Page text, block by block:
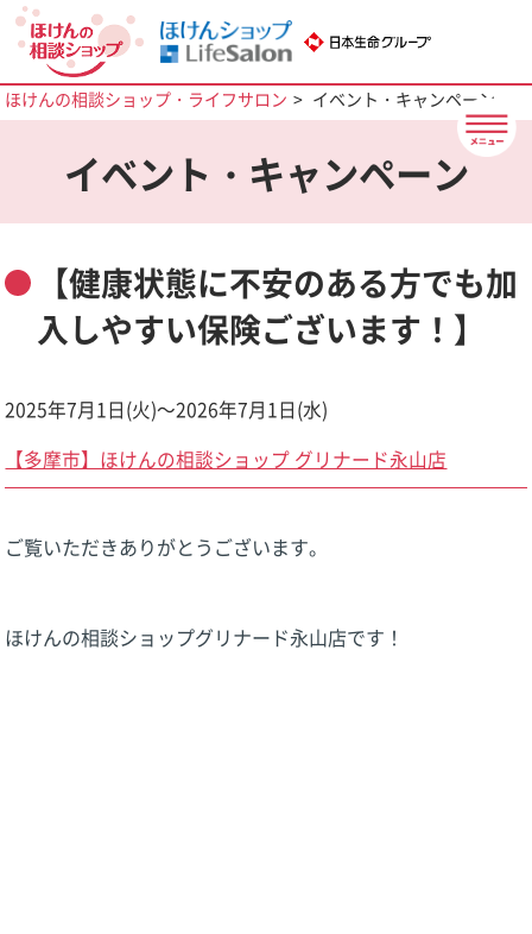
ほけんの相談ショップ・ライフサロン イベント・キャンペーン
イベント・キャンペーン
【健康状態に不安のある方でも加
入しやすい保険ございます！】
2025年7月1日(火)～2026年7月1日(水)
【多摩市】ほけんの相談ショップ グリナード永山店
ご覧いただきありがとうございます。
ほけんの相談ショップグリナード永山店です！